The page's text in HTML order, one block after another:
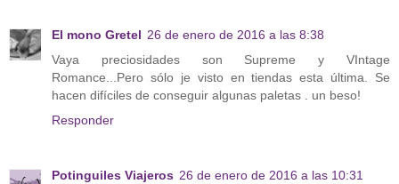
El mono Gretel 26 de enero de 2016 a las 8:38
Vaya preciosidades son Supreme y VIntage
Romance...Pero sólo je visto en tiendas esta última. Se
hacen difíciles de conseguir algunas paletas . un beso!
Responder
Potinguiles Viajeros 26 de enero de 2016 a las 10:31